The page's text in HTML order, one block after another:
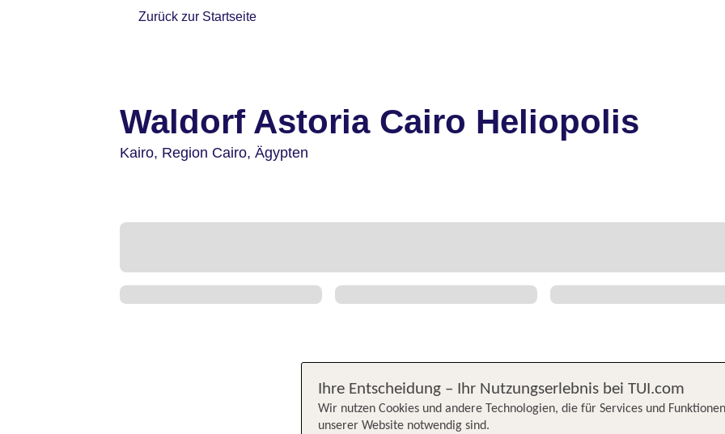
Zurück zur Startseite
Waldorf Astoria Cairo Heliopolis
Kairo, Region Cairo, Ägypten
Ihre Entscheidung – Ihr Nutzungserlebnis bei TUI.com
Wir nutzen Cookies und andere Technologien, die für Services und
unserer Website notwendig sind.